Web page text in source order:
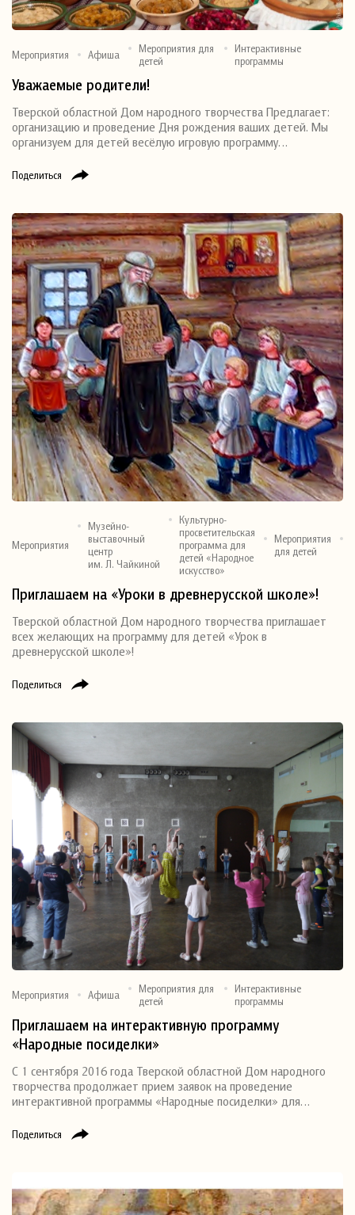
Поделиться
Мероприятия Афиша
Мероприятия для
детей
Интерактивные
программы
Уважаемые родители!
Тверской областной Дом народного творчества Предлагает:
организацию и проведение Дня рождения ваших детей. Мы
организуем для детей весёлую игровую программу…
Поделиться
Мероприятия
Музейно-
выставочный
центр
им. Л. Чайкиной
Культурно-
просветительская
программа для
детей «Народное
искусство»
Мероприятия
для детей
Приглашаем на «Уроки в древнерусской школе»!
Тверской областной Дом народного творчества приглашает
всех желающих на программу для детей «Урок в
древнерусской школе»!
Поделиться
Мероприятия Афиша
Мероприятия для
детей
Интерактивные
программы
Приглашаем на интерактивную программу
«Народные посиделки»
С 1 сентября 2016 года Тверской областной Дом народного
творчества продолжает прием заявок на проведение
интерактивной программы «Народные посиделки» для…